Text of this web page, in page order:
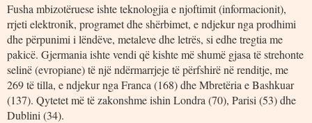
Fusha mbizotëruese ishte teknologjia e njoftimit (informacionit),
rrjeti elektronik, programet dhe shërbimet, e ndjekur nga prodhimi
dhe përpunimi i lëndëve, metaleve dhe letrës, si edhe tregtia me
pakicë. Gjermania ishte vendi që kishte më shumë gjasa të strehonte
selinë (evropiane) të një ndërmarrjeje të përfshirë në renditje, me
269 të tilla, e ndjekur nga Franca (168) dhe Mbretëria e Bashkuar
(137). Qytetet më të zakonshme ishin Londra (70), Parisi (53) dhe
Dublini (34).